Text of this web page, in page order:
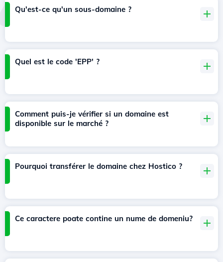
Qu'est-ce qu'un sous-domaine ?
Quel est le code 'EPP' ?
Comment puis-je vérifier si un domaine est
disponible sur le marché ?
Pourquoi transférer le domaine chez Hostico ?
Ce caractere poate contine un nume de domeniu?